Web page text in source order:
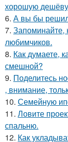
хорошую
6. А вы бы
7. Запоминайте,
любимчиков.
8. Как думаете,
смешной?
9. Поделитесь
, внимание,
10. Семейную
11. Ловите
спальню.
12. Как